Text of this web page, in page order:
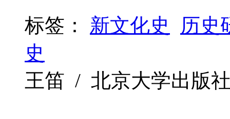
标签： 新文化史
历史
史
王笛 / 北京大学出版